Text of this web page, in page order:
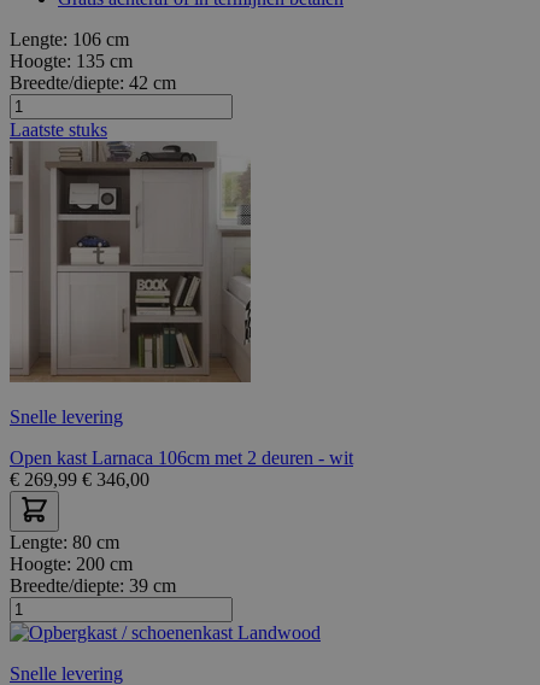
Lengte: 106 cm
Hoogte: 135 cm
Breedte/diepte: 42 cm
Laatste stuks
Snelle levering
Open kast Larnaca 106cm met 2 deuren - wit
€ 269,99 € 346,00
Lengte: 80 cm
Hoogte: 200 cm
Breedte/diepte: 39 cm
Snelle levering